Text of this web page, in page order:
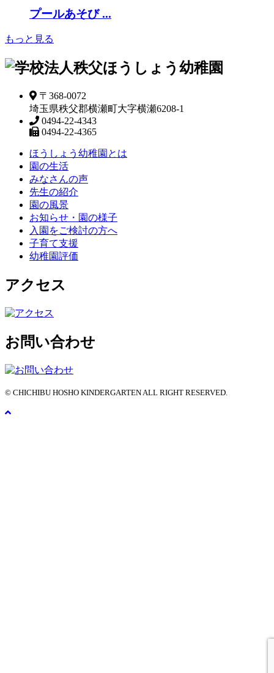
プールあそび ...
もっと見る
〒368-0072
埼玉県秩父郡横瀬町大字横瀬6208-1
0494-22-4343
0494-22-4365
ほうしょう幼稚園とは
園の生活
みなさんの声
先生の紹介
園の風景
お知らせ・園の様子
入園をご検討の方へ
子育て支援
幼稚園評価
アクセス
お問い合わせ
© CHICHIBU HOSHO KINDERGARTEN ALL RIGHT RESERVED.